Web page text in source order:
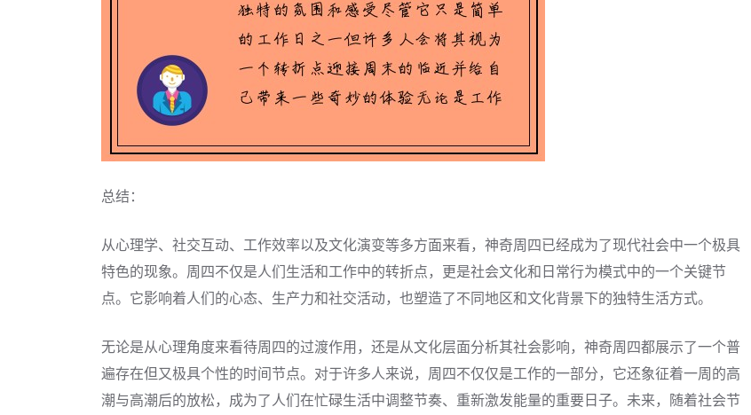
总结：
从心理学、社交互动、工作效率以及文化演变等多方面来看，神奇周四已经成为了现代社会中一个极具
特色的现象。周四不仅是人们生活和工作中的转折点，更是社会文化和日常行为模式中的一个关键节
点。它影响着人们的心态、生产力和社交活动，也塑造了不同地区和文化背景下的独特生活方式。
无论是从心理角度来看待周四的过渡作用，还是从文化层面分析其社会影响，神奇周四都展示了一个普
遍存在但又极具个性的时间节点。对于许多人来说，周四不仅仅是工作的一部分，它还象征着一周的高
潮与高潮后的放松，成为了人们在忙碌生活中调整节奏、重新激发能量的重要日子。未来，随着社会节